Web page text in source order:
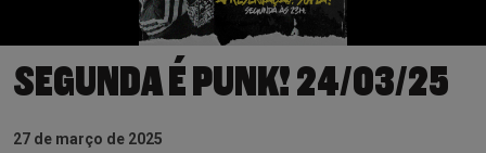
SEGUNDA É PUNK! 24/03/25
27 de março de 2025